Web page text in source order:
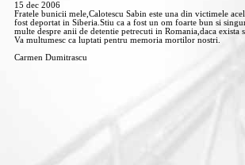
15 dec 2006
Fratele bunicii mele,Calotescu Sabin este una din victimele
fost deportat in Siberia.Stiu ca a fost un om foarte bun si
multe despre anii de detentie petrecuti in Romania,daca
Va multumesc ca luptati pentru memoria mortilor nostri.
Carmen Dumitrascu